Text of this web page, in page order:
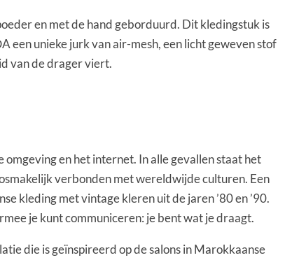
en met de hand geborduurd. Dit kledingstuk is
een unieke jurk van air-mesh, een licht geweven stof
van de drager viert.
omgeving en het internet. In alle gevallen staat het
verbonden met wereldwijde culturen. Een
kleding met vintage kleren uit de jaren ’80 en ’90.
je kunt communiceren: je bent wat je draagt.
die is geïnspireerd op de salons in Marokkaanse